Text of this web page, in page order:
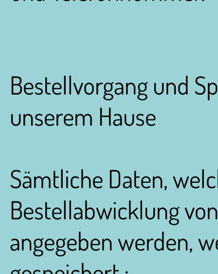
Bestellvorgang und
unserem Hause
Sämtliche Daten,
Bestellabwicklung
angegeben werden,